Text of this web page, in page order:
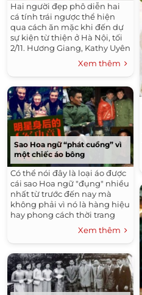
Hai người đẹp phô diễn hai
cá tính trái ngược thể hiện
qua cách ăn mặc khi đến dự
sự kiện từ thiện ở Hà Nội, tối
2/11. Hương Giang, Kathy Uyên
và Hoàng My góp mặt trong
sự kiện đấu giá của...
Xem thêm
Sao Hoa ngữ “phát cuồng” vì
một chiếc áo bông
Có thể nói đây là loại áo được
cái sao Hoa ngữ "đụng" nhiều
nhất từ trước đến nay mà
không phải vì nó là hàng hiệu
hay phong cách thời trang
theo mốt. Gần đây, Lưu Đức
Hoa diện chiếc áo bông...
Xem thêm